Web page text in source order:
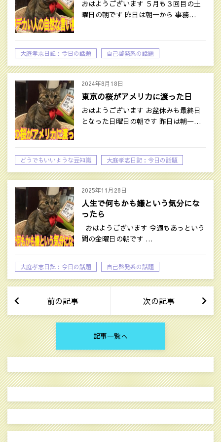
おはようございます ５月も３回目の土
曜日の朝です 昨日は朝一から 事務…
大庭孝志日記：今日の話題 自己啓発系の話題
2024年8月18日
東京の桜がアメリカに渡った日
おはようございます お盆休みも最終日
となった日曜日の朝です 昨日は朝一…
どうでもいいような豆知識 大庭孝志日記：今日の話題
2025年11月28日
人生で何もかも嫌という気分にな
ったら
おはようございます 今週もあっという
間の金曜日の朝です …
大庭孝志日記：今日の話題 自己啓発系の話題
前の記事 次の記事
記事一覧へ